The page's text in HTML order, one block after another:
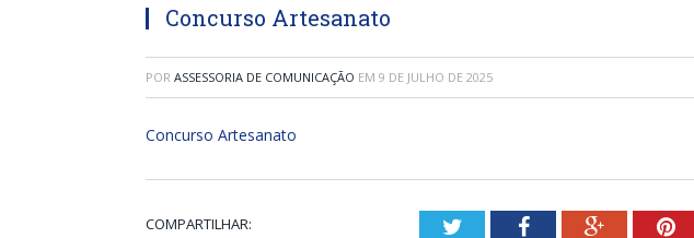
Concurso Artesanato
POR ASSESSORIA DE COMUNICAÇÃO EM 9 DE JULHO DE 2025
Concurso Artesanato
COMPARTILHAR: TwitterFacebookGoogle+